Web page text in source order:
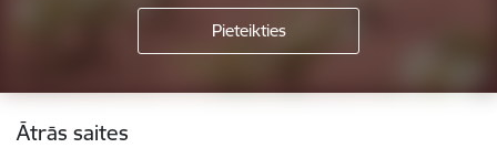
Kājene
Ātrās saites